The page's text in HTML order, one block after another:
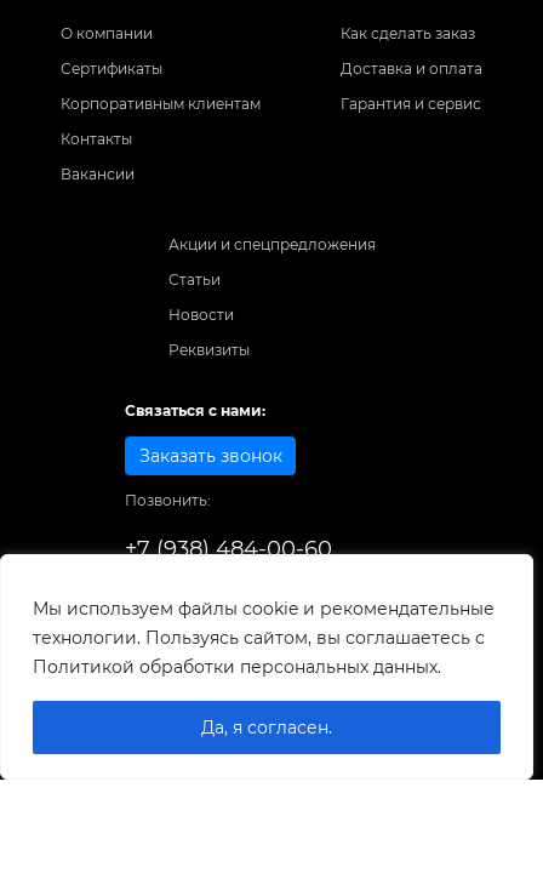
Мы используем файлы cookie и рекомендательные
технологии. Пользуясь сайтом, вы соглашаетесь с
Политикой обработки персональных данных.
Да, я согласен.
О компании
Сертификаты
Корпоративным клиентам
Контакты
Вакансии
Как сделать заказ
Доставка и оплата
Гарантия и сервис
Акции и спецпредложения
Статьи
Новости
Реквизиты
Связаться с нами:
Заказать звонок
Позвонить:
+7 (938) 484-00-60
© 1998-2026
0